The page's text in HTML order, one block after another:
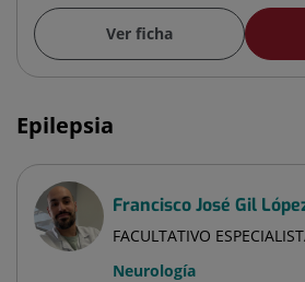
Ver ficha
Epilepsia
Francisco José Gil
FACULTATIVO
Neurología